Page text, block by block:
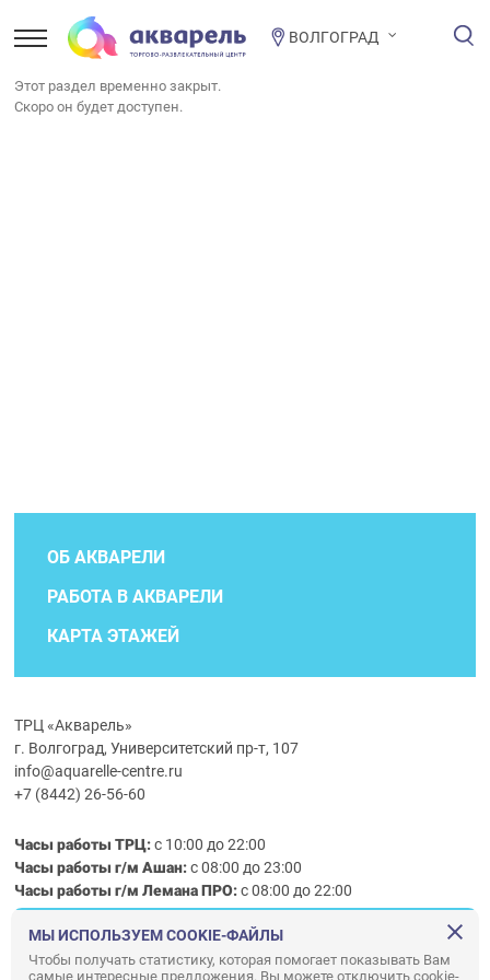
ВОЛГОГРАД
Этот раздел временно закрыт.
Скоро он будет доступен.
ОБ АКВАРЕЛИ
РАБОТА В АКВАРЕЛИ
КАРТА ЭТАЖЕЙ
ТРЦ «Акварель»
г. Волгоград, Университетский пр-т, 107
info@aquarelle-centre.ru
+7 (8442) 26-56-60
Часы работы ТРЦ:с 10:00 до 22:00
Часы работы г/м Ашан:с 08:00 до 23:00
Часы работыг/мЛемана ПРО:с 08:00 до 22:00
Правила посещения ТРЦ «Акварель»
МЫ ИСПОЛЬЗУЕМ COOKIE-ФАЙЛЫ
Чтобы получать статистику, которая помогает показывать Вам
самые интересные предложения. Вы можете отключить cookie-